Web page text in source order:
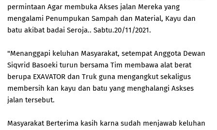
permintaan Agar membuka Akses jalan Mereka yang
mengalami Penumpukan Sampah dan Material, Kayu dan
batu akibat badai Seroja.. Sabtu.20/11/2021.
"Menanggapi keluhan Masyarakat, setempat Anggota Dewan
Siqvrid Basoeki turun bersama Tim membawa alat berat
berupa EXAVATOR dan Truk guna mengangkut sekaligus
membersih kan kayu dan batu yang menghalangi Askses
jalan tersebut.
Masyarakat Berterima kasih karna sudah menjawab keluhan